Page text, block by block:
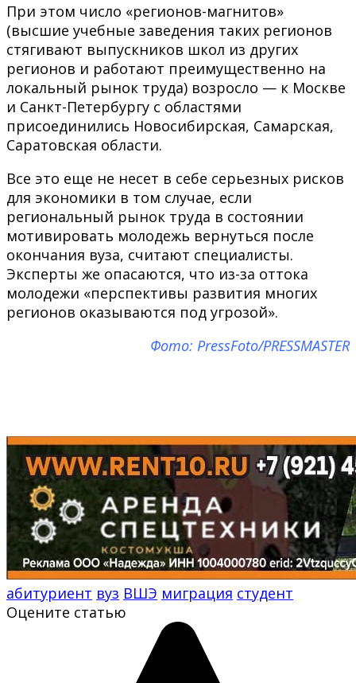
При этом число «регионов-магнитов»
(высшие учебные заведения таких регионов
стягивают выпускников школ из других
регионов и работают преимущественно на
локальный рынок труда) возросло — к Москве
и Санкт-Петербургу с областями
присоединились Новосибирская, Самарская,
Саратовская области.
Все это еще не несет в себе серьезных рисков
для экономики в том случае, если
региональный рынок труда в состоянии
мотивировать молодежь вернуться после
окончания вуза, считают специалисты.
Эксперты же опасаются, что из-за оттока
молодежи «перспективы развития многих
регионов оказываются под угрозой».
Фото: PressFoto/PRESSMASTER
абитуриент вуз ВШЭ миграция студент
Оцените статью